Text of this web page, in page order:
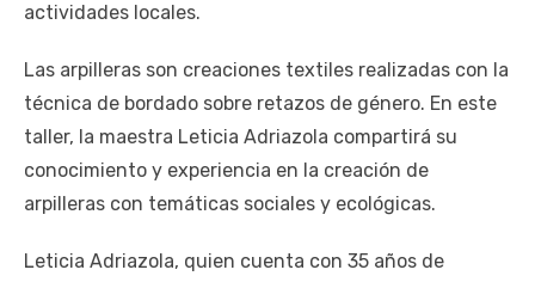
actividades locales.
Las arpilleras son creaciones textiles realizadas con la
técnica de bordado sobre retazos de género. En este
taller, la maestra Leticia Adriazola compartirá su
conocimiento y experiencia en la creación de
arpilleras con temáticas sociales y ecológicas.
Leticia Adriazola, quien cuenta con 35 años de